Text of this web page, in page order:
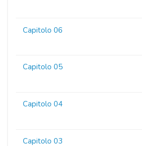
Capitolo 06
Capitolo 05
Capitolo 04
Capitolo 03